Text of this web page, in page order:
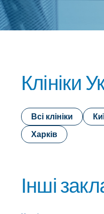
Клініки
Всі клініки
Харків
Інші